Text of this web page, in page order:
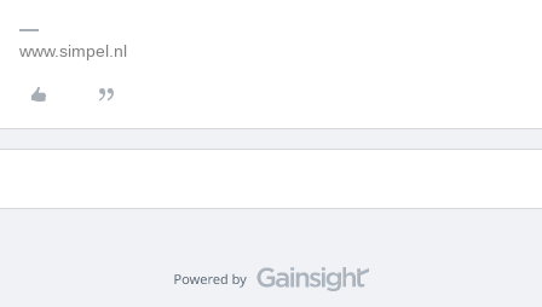
www.simpel.nl